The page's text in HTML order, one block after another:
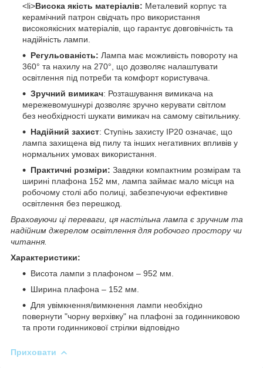
<li>Висока якість матеріалів: Металевий корпус та
керамічний патрон свідчать про використання
високоякісних матеріалів, що гарантує довговічність та
надійність лампи.
Регульованість: Лампа має можливість повороту на
360° та нахилу на 270°, що дозволяє налаштувати
освітлення під потреби та комфорт користувача.
Зручний вимикач: Розташування вимикача на
мережевомушнурі дозволяє зручно керувати світлом
без необхідності шукати вимикач на самому світильнику.
Надійний захист: Ступінь захисту IP20 означає, що
лампа захищена від пилу та інших негативних впливів у
нормальних умовах використання.
Практичні розміри: Завдяки компактним розмірам та
ширині плафона 152 мм, лампа займає мало місця на
робочому столі або полиці, забезпечуючи ефективне
освітлення без перешкод.
Враховуючи ці переваги, ця настільна лампа є зручним та
надійним джерелом освітлення для робочого простору чи
читання.
Характеристики:
Висота лампи з плафоном – 952 мм.
Ширина плафона – 152 мм.
Для увімкнення/вимкнення лампи необхідно
повернути "чорну верхівку" на плафоні за годинниковою
та проти годинникової стрілки відповідно
Приховати